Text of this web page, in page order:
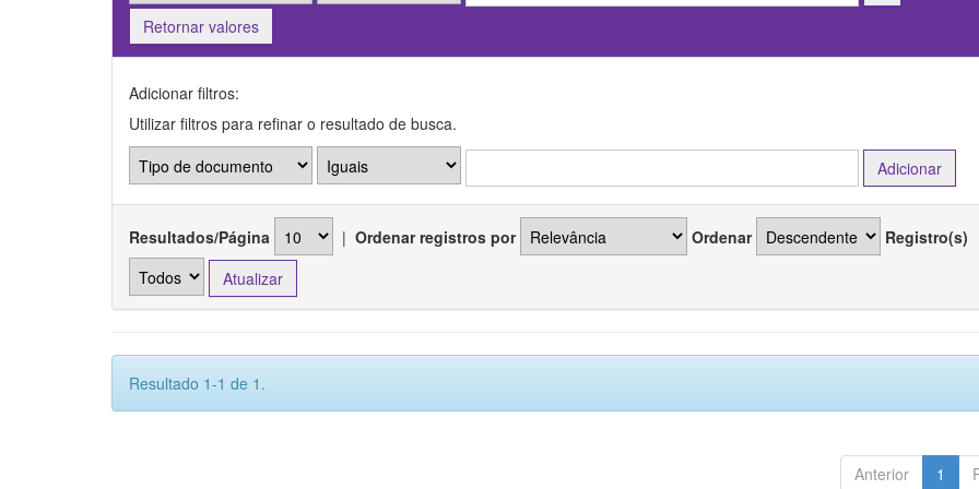
Retornar valores
Adicionar filtros:
Utilizar filtros para refinar o resultado de busca.
Resultados/Página | Ordenar registros por Ordenar Registro(s)
Resultado 1-1 de 1.
Anterior 1